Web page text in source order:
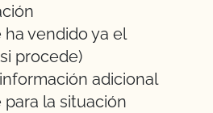
ha vendido ya el
procede)
adicional
la situación